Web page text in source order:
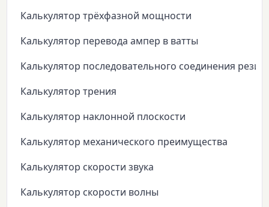
Калькулятор трёхфазной мощности
Калькулятор перевода ампер в ватты
Калькулятор последовательного соединения
Калькулятор трения
Калькулятор наклонной плоскости
Калькулятор механического преимущества
Калькулятор скорости звука
Калькулятор скорости волны